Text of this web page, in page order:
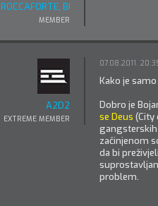
ROCCAFORTE, BELGRADO
MEMBER
A2D2
EXTREME MEMBER
07.08.2011.
Kako je samo
Dobro je
se Deus (City
začinjenom
da bi
problem.